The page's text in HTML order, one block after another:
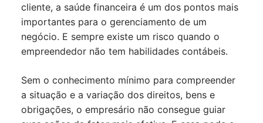
cliente, a saúde financeira é um dos pontos mais
importantes para o gerenciamento de um
negócio. E sempre existe um risco quando o
empreendedor não tem habilidades contábeis.
Sem o conhecimento mínimo para compreender
a situação e a variação dos direitos, bens e
obrigações, o empresário não consegue guiar